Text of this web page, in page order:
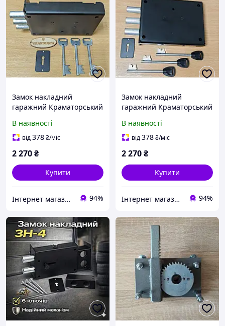
Замок накладний
гаражний Краматорський
ліва сторона
В наявності
від378₴/міс
2 270₴
Купити
Інтернет магазин HOZ-DOM.COM.UA 94%
Замок накладний
гаражний Краматорський
права сторона
В наявності
від378₴/міс
2 270₴
Купити
Інтернет магазин HOZ-DOM.COM.UA 94%